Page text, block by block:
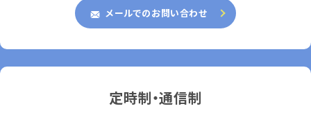
メールでのお問い合わせ
定時制・通信制